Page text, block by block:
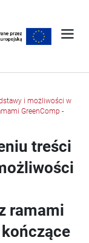
oknie
i możliwości w
GreenComp -
treści
ramami